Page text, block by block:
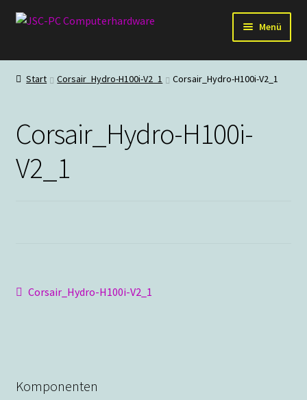
Zur
Zum
Menü
Hardware
Staubschutz
Outlet
Start Corsair_Hydro-H100i-V2_1 Corsair_Hydro-H100i-V2_1
Corsair_Hydro-H100i-
V2_1
Beitragsnavigation
Vorheriger
Corsair_Hydro-H100i-V2_1
Komponenten